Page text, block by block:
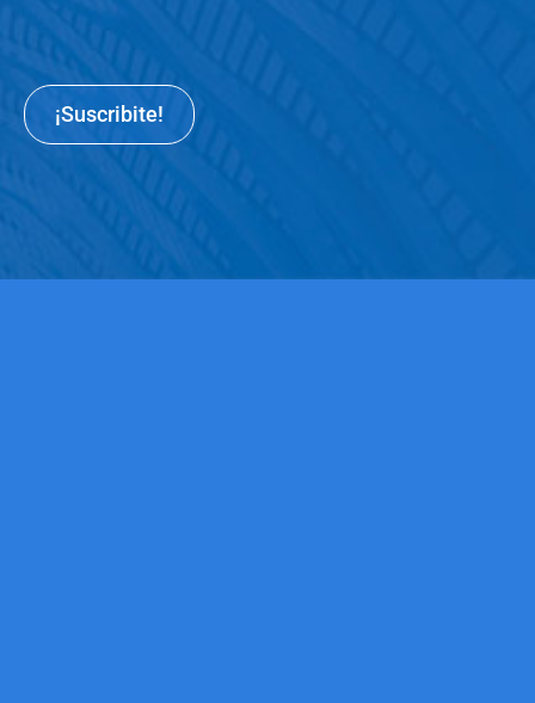
¡Suscribite!